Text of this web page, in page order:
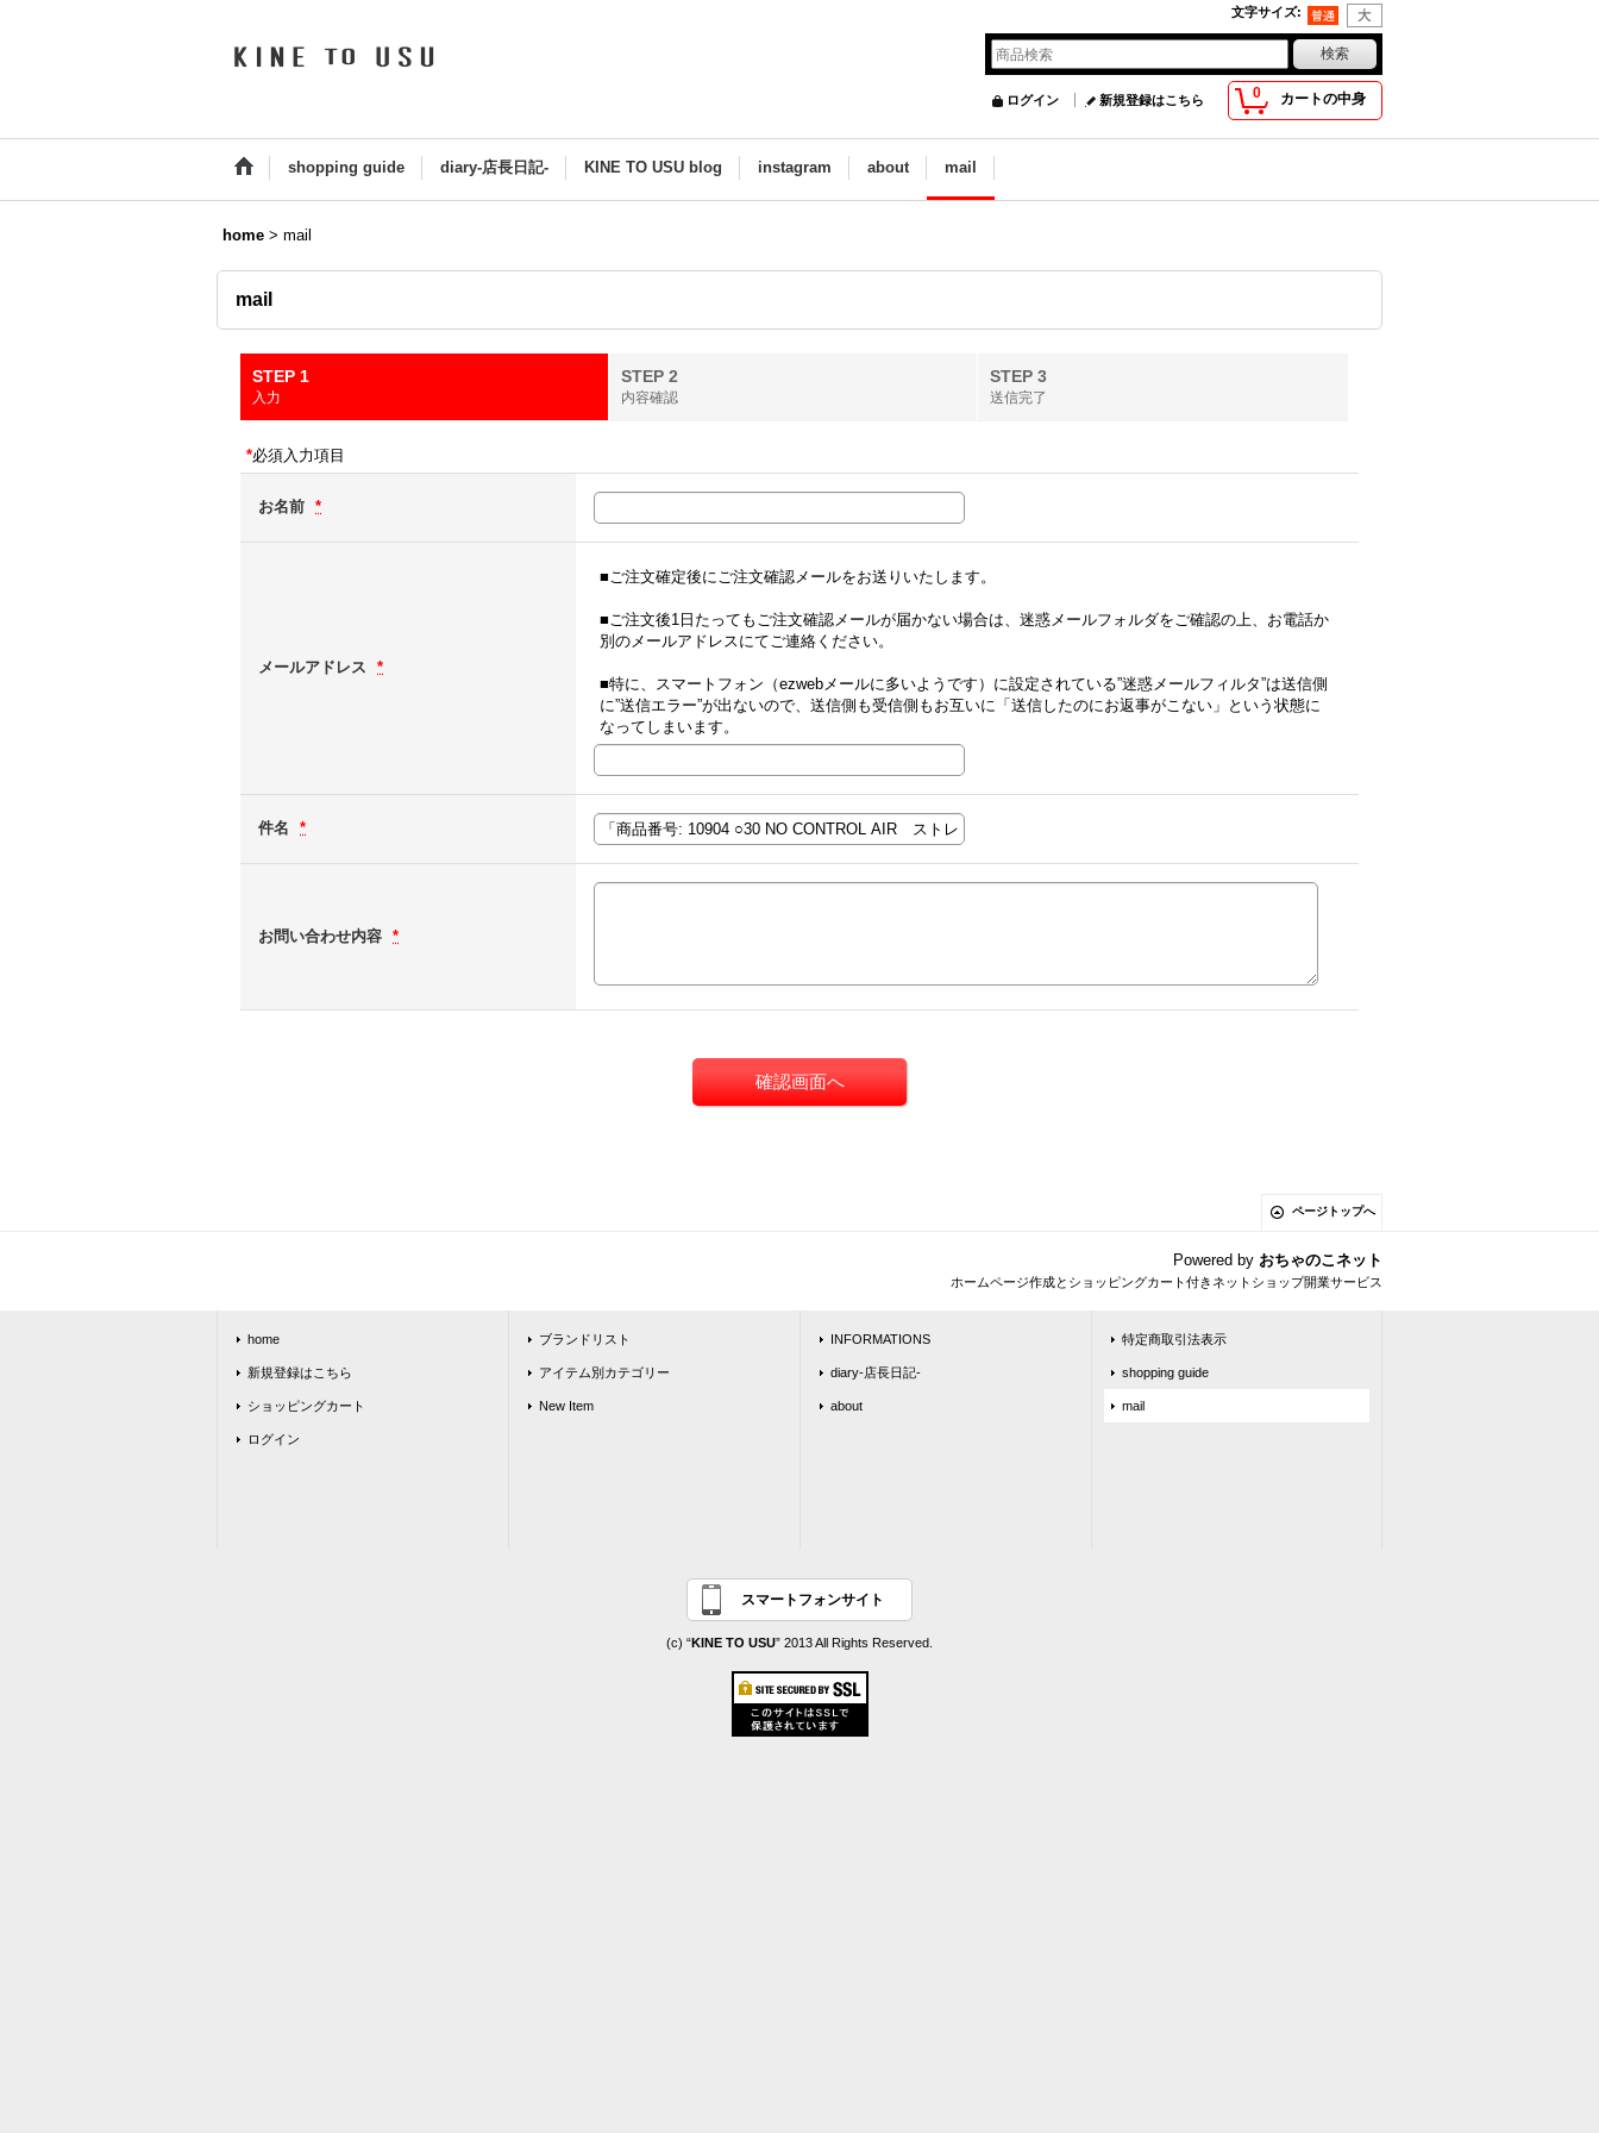
文字サイズ:
0 カートの中身
ログイン 新規登録はこちら
shopping guide diary-店長日記- KINE TO USU blog instagram about mail
home > mail
mail
STEP 1
入力
STEP 2
内容確認
STEP 3
送信完了
*必須入力項目
お名前 *
メールアドレス *
■ご注文確定後にご注文確認メールをお送りいたします。
■ご注文後1日たってもご注文確認メールが届かない場合は、迷惑メールフォルダをご確認の上、お電話か
別のメールアドレスにてご連絡ください。
■特に、スマートフォン（ezwebメールに多いようです）に設定されている”迷惑メールフィルタ”は送信側
に”送信エラー”が出ないので、送信側も受信側もお互いに「送信したのにお返事がこない」という状態に
なってしまいます。
件名 *
お問い合わせ内容 *
ページトップへ
Powered by おちゃのこネット
ホームページ作成とショッピングカート付きネットショップ開業サービス
home
新規登録はこちら
ショッピングカート
ログイン
ブランドリスト
アイテム別カテゴリー
New Item
INFORMATIONS
diary-店長日記-
about
特定商取引法表示
shopping guide
mail
スマートフォンサイト
(c) “KINE TO USU” 2013 All Rights Reserved.